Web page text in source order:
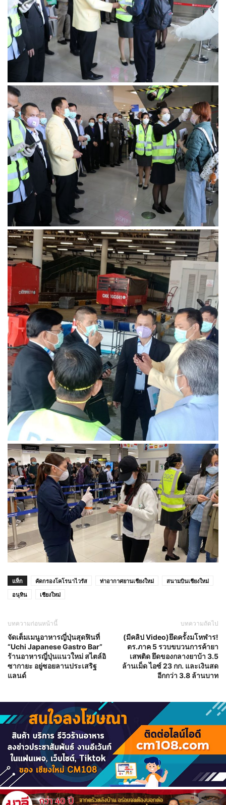
แท็ก คัดกรองโคโรนาไวรัส ท่าอากาศยานเชียงใหม่
สนามบินเชียงใหม่
อนุทิน
เชียงใหม่
บทความก่อนหน้านี้
จัดเต็มเมนูอาหารญี่ปุ่นสุดฟินที่
“Uchi Japanese Gastro Bar”
ร้านอาหารญี่ปุ่นแนวใหม่ สไตล์อิ
ซากายะ อยู่ซอยลานประเสริฐ
แลนด์
บทความถัดไป
(มีคลิป Video)ยึดครั้งมโหฬาร!
ตร.ภาค 5 รวบขบวนการค้ายา
เสพติด ยึดของกลางยาบ้า 3.5
ล้านเม็ด ไอซ์ 23 กก. และเงินสด
อีกกว่า 3.8 ล้านบาท